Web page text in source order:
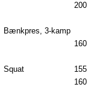
200
Bænkpres, 3-kamp
160
Squat 155
160